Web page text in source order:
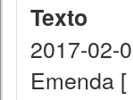
Texto
2017-02-
Emenda